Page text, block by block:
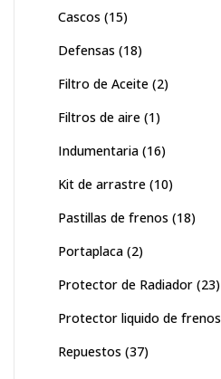
Cascos (15)
Defensas (18)
Filtro de Aceite (2)
Filtros de aire (1)
Indumentaria (16)
Kit de arrastre (10)
Pastillas de frenos (18)
Portaplaca (2)
Protector de Radiador (23)
Protector liquido de frenos
Repuestos (37)